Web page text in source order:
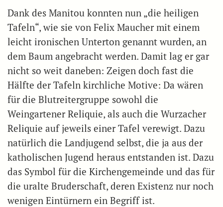
Dank des Manitou konnten nun „die heiligen
Tafeln“, wie sie von Felix Maucher mit einem
leicht ironischen Unterton genannt wurden, an
dem Baum angebracht werden. Damit lag er gar
nicht so weit daneben: Zeigen doch fast die
Hälfte der Tafeln kirchliche Motive: Da wären
für die Blutreitergruppe sowohl die
Weingartener Reliquie, als auch die Wurzacher
Reliquie auf jeweils einer Tafel verewigt. Dazu
natürlich die Landjugend selbst, die ja aus der
katholischen Jugend heraus entstanden ist. Dazu
das Symbol für die Kirchengemeinde und das für
die uralte Bruderschaft, deren Existenz nur noch
wenigen Eintürnern ein Begriff ist.